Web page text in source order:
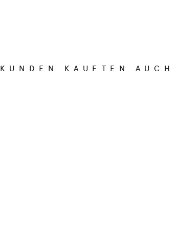
KUNDEN KAUFTEN AUCH